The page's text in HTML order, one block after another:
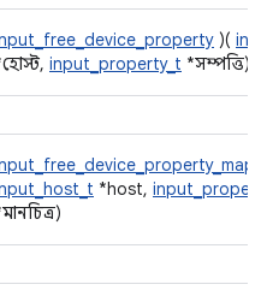
)(
input_property_t *সম্পত্তি)
*host,